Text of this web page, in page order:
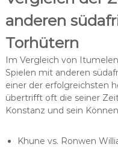
anderen
Torhütern
Im Vergleich von
Spielen mit anderen
einer der erfolgreichsten
übertrifft oft die seiner
Konstanz und sein
Khune vs. Ronwen